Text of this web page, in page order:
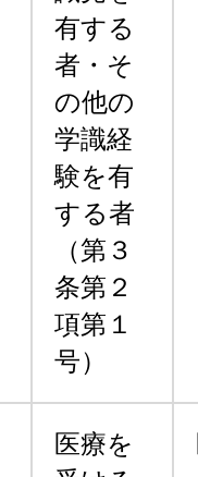
有する
者・そ
の他の
学識経
験を有
する者
（第３
条第２
項第１
号）
医療を